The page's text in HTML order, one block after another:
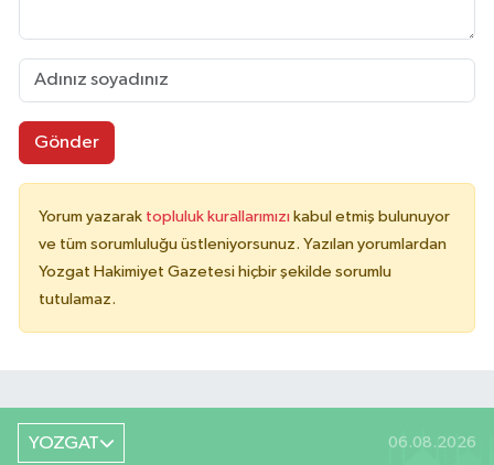
Gönder
Yorum yazarak topluluk kurallarımızı kabul etmiş bulunuyor
ve tüm sorumluluğu üstleniyorsunuz. Yazılan yorumlardan
Yozgat Hakimiyet Gazetesi hiçbir şekilde sorumlu
tutulamaz.
YOZGAT 06.08.2026